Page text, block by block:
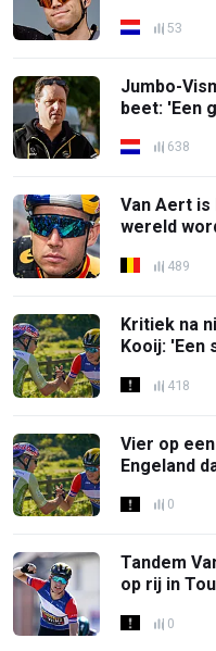
53
Jumbo-
beet: 'Een
638
Van Aert
wereld
489
Kritiek na
Kooij: 'Een
418
Vier op
Engeland
0
Tandem
op rij in
0